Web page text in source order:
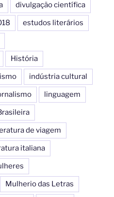
divulgação científica
estudos literários
História
indústria cultural
linguagem
de viagem
italiana
Mulherio das Letras